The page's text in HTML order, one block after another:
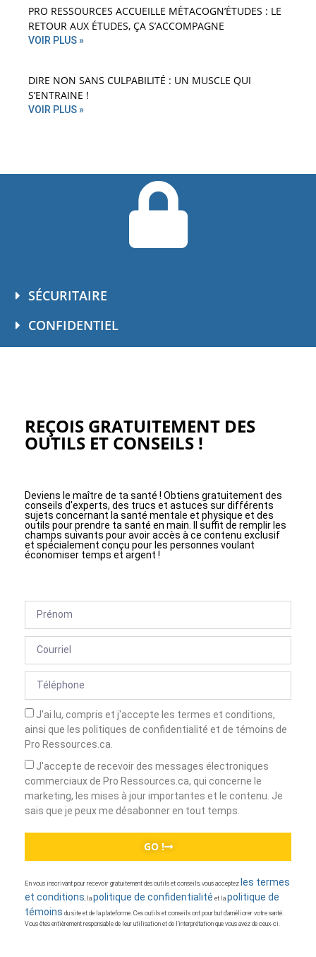
PRO RESSOURCES ACCUEILLE MÉTACOGN’ÉTUDES : LE
RETOUR AUX ÉTUDES, ÇA S’ACCOMPAGNE
VOIR PLUS »
DIRE NON SANS CULPABILITÉ : UN MUSCLE QUI
S’ENTRAINE !
VOIR PLUS »
SÉCURITAIRE
CONFIDENTIEL
REÇOIS GRATUITEMENT DES
OUTILS ET CONSEILS !
Deviens le maître de ta santé ! Obtiens gratuitement des
conseils d'experts, des trucs et astuces sur différents
sujets concernant la santé mentale et physique et des
outils pour prendre ta santé en main. Il suffit de remplir les
champs suivants pour avoir accès à ce contenu exclusif
et spécialement conçu pour les personnes voulant
économiser temps et argent !
J'ai lu, compris et j'accepte les termes et conditions,
ainsi que les politiques de confidentialité et de témoins de
Pro Ressources.ca.
J'accepte de recevoir des messages électroniques
commerciaux de Pro Ressources.ca, qui concerne le
marketing, les mises à jour importantes et le contenu. Je
sais que je peux me désabonner en tout temps.
GO !
En vous inscrivant pour recevoir gratuitement des outils et conseils, vous acceptez les termes
et conditions , la politique de confidentialité et la politique de
témoins du site et de la plateforme. Ces outils et conseils ont pour but d’améliorer votre santé.
Vous êtes entièrement responsable de leur utilisation et de l’interprétation que vous avez de ceux-ci.